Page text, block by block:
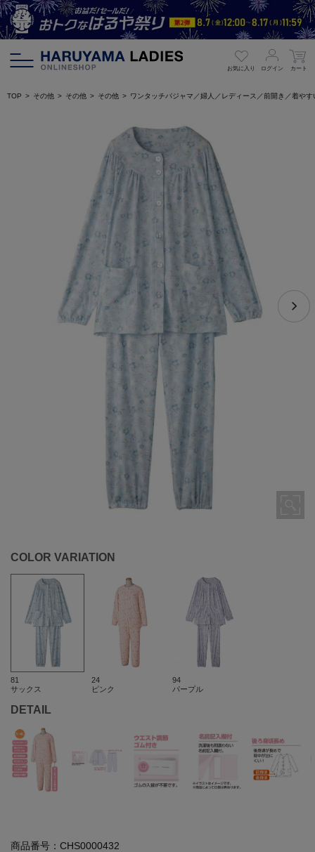
お気に入り ログイン カート
TOP その他 その他 その他 ワンタッチパジャマ／婦人／レディース／前開き／着や
COLOR VARIATION
81
サックス
24
ピンク
94
パープル
DETAIL
商品番号： CHS0000432